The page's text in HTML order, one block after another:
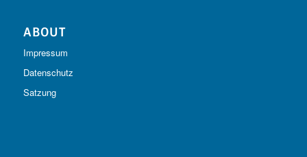
ABOUT
Impressum
Datenschutz
Satzung